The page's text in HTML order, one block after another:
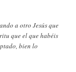
a otro Jesús que
que el que habéis
bien lo